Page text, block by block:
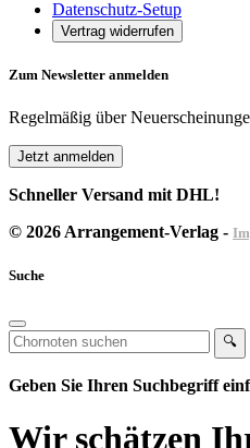
Datenschutz-Setup
Vertrag widerrufen
Zum Newsletter anmelden
Regelmäßig über
Jetzt anmelden
Schneller Versand mit DHL!
© 2026 Arrangement-Verlag -
Suche
🔍
Geben Sie Ihren Suchbegriff
Wir schätzen